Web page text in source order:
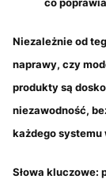
Niezależnie od
naprawy, czy
produkty są
niezawodność,
każdego systemu
Słowa kluczowe: